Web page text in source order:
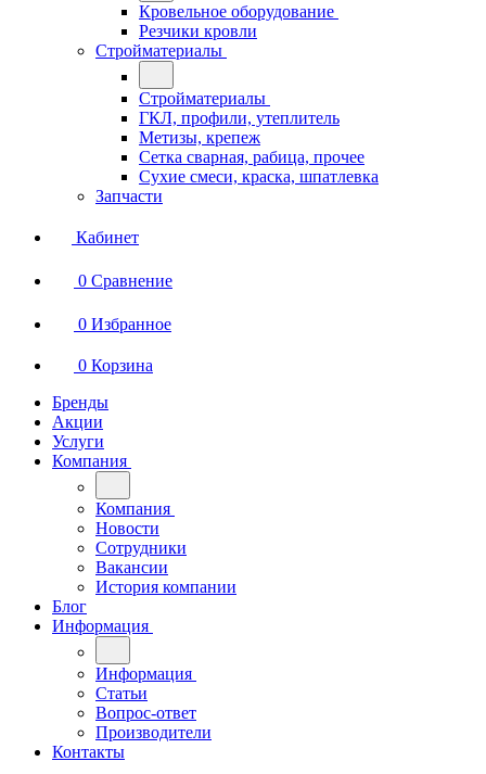
Кровельное оборудование
Резчики кровли
Стройматериалы
Стройматериалы
ГКЛ, профили, утеплитель
Метизы, крепеж
Сетка сварная, рабица, прочее
Сухие смеси, краска, шпатлевка
Запчасти
Кабинет
0 Сравнение
0 Избранное
0 Корзина
Бренды
Акции
Услуги
Компания
Компания
Новости
Сотрудники
Вакансии
История компании
Блог
Информация
Информация
Статьи
Вопрос-ответ
Производители
Контакты